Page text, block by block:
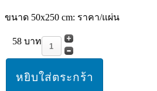
ขนาด 50x250 cm: ราคา/แผ่น
58 บาท